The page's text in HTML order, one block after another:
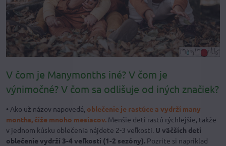
V čom je Manymonths iné? V čom je
výnimočné? V čom sa odlišuje od iných značiek?
• Ako už názov napovedá, oblečenie je rastúce a vydrží many
months, čiže mnoho mesiacov. Menšie deti rastú rýchlejšie, takže
v jednom kúsku oblečenia nájdete 2-3 veľkosti. U väčších detí
oblečenie vydrží 3-4 veľkosti (1-2 sezóny). Pozrite si napríklad